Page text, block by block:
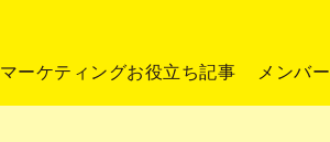
マーケティングお役立ち記事 メンバー